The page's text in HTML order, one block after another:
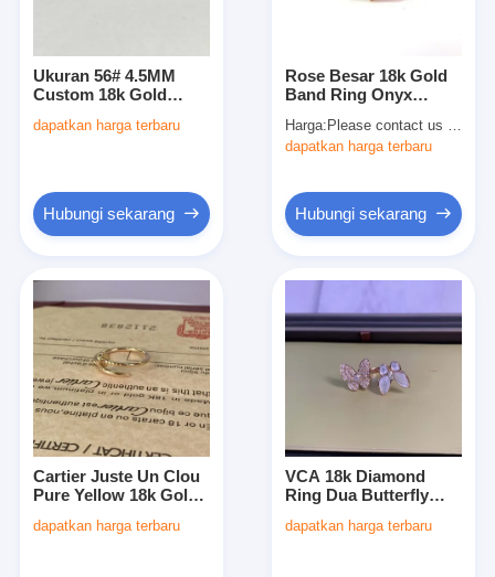
Ukuran 56# 4.5MM
Custom 18k Gold
Diamonds Ring 14k
dapatkan harga terbaru
Hubungi sekarang
Rose Besar 18k Gold
Band Ring Onyx
Wedding Band
Harga: Please contact us via WhatsApp or Email for 1:1 copy 18K gold cartier bracelet factory direct selling price.
dapatkan harga terbaru
Hubungi sekarang
Cartier Juste Un Clou
Pure Yellow 18k Gold
Gold Wedding Ring
dapatkan harga terbaru
VCA 18k Diamond
Ring Dua Butterfly
sampai 60 Van Cleef
dapatkan harga terbaru